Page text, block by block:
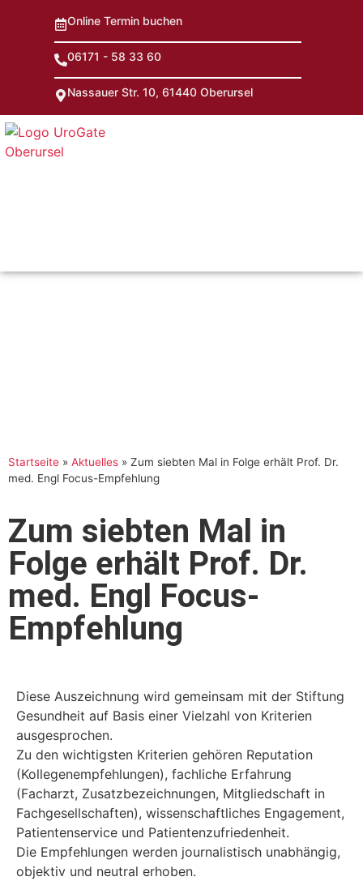
Online Termin buchen
06171 - 58 33 60
Nassauer Str. 10, 61440 Oberursel
Startseite » Aktuelles » Zum siebten Mal in Folge erhält Prof. Dr.
med. Engl Focus-Empfehlung
Zum siebten Mal in
Folge erhält Prof. Dr.
med. Engl Focus-
Empfehlung
Diese Auszeichnung wird gemeinsam mit der Stiftung
Gesundheit auf Basis einer Vielzahl von Kriterien
ausgesprochen.
Zu den wichtigsten Kriterien gehören Reputation
(Kollegenempfehlungen), fachliche Erfahrung
(Facharzt, Zusatzbezeichnungen, Mitgliedschaft in
Fachgesellschaften), wissenschaftliches Engagement,
Patientenservice und Patientenzufriedenheit.
Die Empfehlungen werden journalistisch unabhängig,
objektiv und neutral erhoben.